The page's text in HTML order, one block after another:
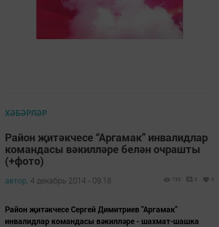
ХӘБӘРЛӘР
Район җитәкчесе “Аргамак” инвалидлар
командасы вәкилләре белән очрашты
(+фото)
автор, 4 декабрь 2014 - 09:18 735 0 0
Район җитәкчесе Сергей Димитриев "Аргамак"
инвалидлар командасы вәкилләре - шахмат-шашка